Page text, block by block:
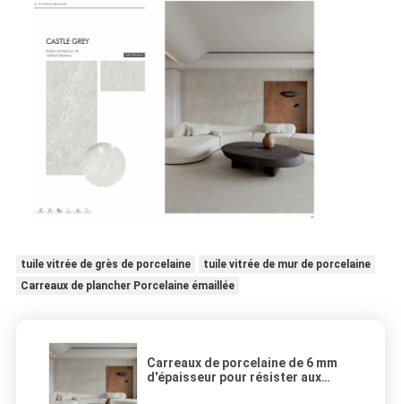
tuile vitrée de grès de porcelaine
tuile vitrée de mur de porcelaine
Carreaux de plancher Porcelaine émaillée
Carreaux de porcelaine de 6 mm
d'épaisseur pour résister aux